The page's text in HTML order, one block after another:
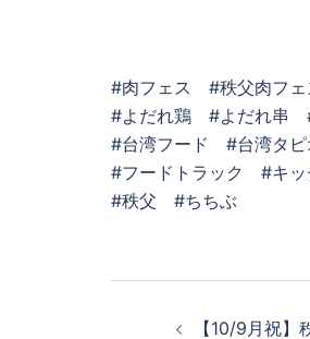
#肉フェス #秩父肉フェ
#よだれ鶏 #よだれ串
#台湾フード #台湾タピ
#フードトラック #キッ
#秩父 #ちちぶ
【10/9月祝